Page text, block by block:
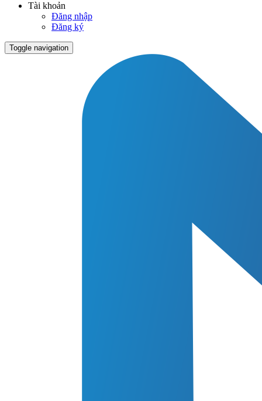
Tài khoản
Đăng nhập
Đăng ký
Toggle navigation